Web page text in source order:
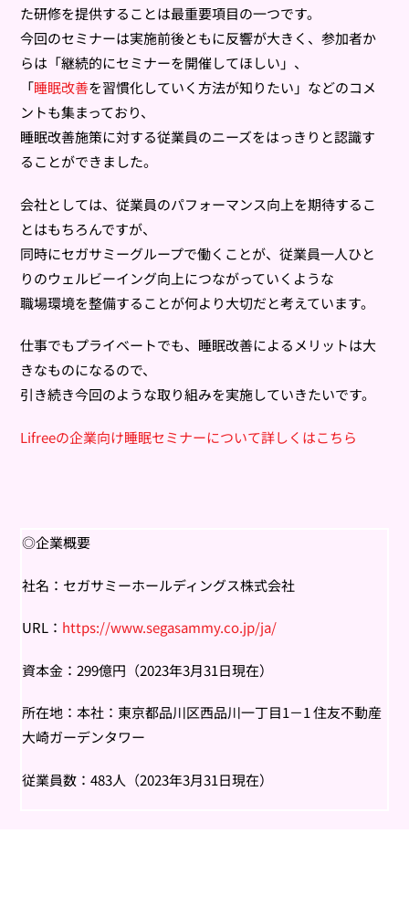
た研修を提供することは最重要項目の一つです。
今回のセミナーは実施前後ともに反響が大きく、参加者か
らは「継続的にセミナーを開催してほしい」、
「睡眠改善を習慣化していく方法が知りたい」などのコメ
ントも集まっており、
睡眠改善施策に対する従業員のニーズをはっきりと認識す
ることができました。
会社としては、従業員のパフォーマンス向上を期待するこ
とはもちろんですが、
同時にセガサミーグループで働くことが、従業員一人ひと
りのウェルビーイング向上につながっていくような
職場環境を整備することが何より大切だと考えています。
仕事でもプライベートでも、睡眠改善によるメリットは大
きなものになるので、
引き続き今回のような取り組みを実施していきたいです。
Lifreeの企業向け睡眠セミナーについて詳しくはこちら
◎企業概要
社名：セガサミーホールディングス株式会社
URL： https://www.segasammy.co.jp/ja/
資本金：299億円（2023年3月31日現在）
所在地：本社：東京都品川区西品川一丁目1－1 住友不動産
大崎ガーデンタワー
従業員数：483人（2023年3月31日現在）